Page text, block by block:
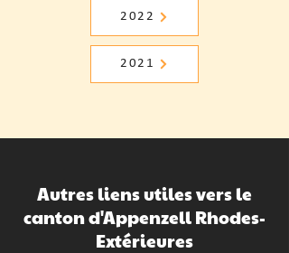
2022
2021
Autres liens utiles vers le
canton d'Appenzell Rhodes-
Extérieures